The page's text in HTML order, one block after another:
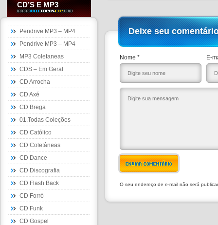
CD’S E MP3
Pendrive MP3 – MP4
Pendrive MP3 – MP4
MP3 Coletaneas
CDS – Em Geral
CD Arrocha
CD Axé
CD Brega
01.Todas Coleções
CD Católico
CD Coletâneas
CD Dance
CD Discografia
CD Flash Back
CD Forró
CD Funk
CD Gospel
Deixe seu
Nome * E-
ENVIAR COMENTÁRIO
O seu endereço de e-mail não será